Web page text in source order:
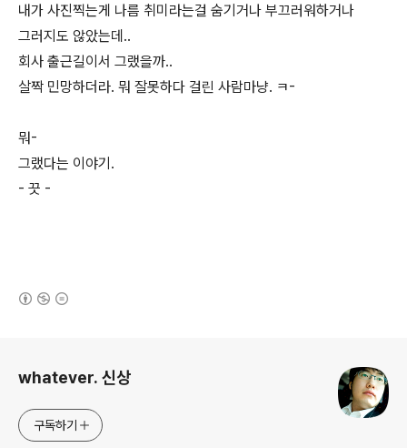
내가 사진찍는게 나름 취미라는걸 숨기거나 부끄러워하거나
그러지도 않았는데..
회사 출근길이서 그랬을까..
살짝 민망하더라. 뭐 잘못하다 걸린 사람마냥. ㅋ-
뭐-
그랬다는 이야기.
- 끗 -
whatever. 신상
구독하기